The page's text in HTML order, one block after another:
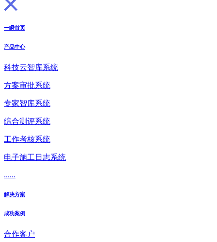
一瞬首页
产品中心
科技云智库系统
方案审批系统
专家智库系统
综合测评系统
工作考核系统
电子施工日志系统
......
解决方案
成功案例
合作客户